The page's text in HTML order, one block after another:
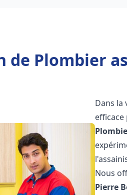
de Plombier
Dans la
Nous
Pierre